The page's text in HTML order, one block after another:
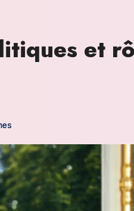
et